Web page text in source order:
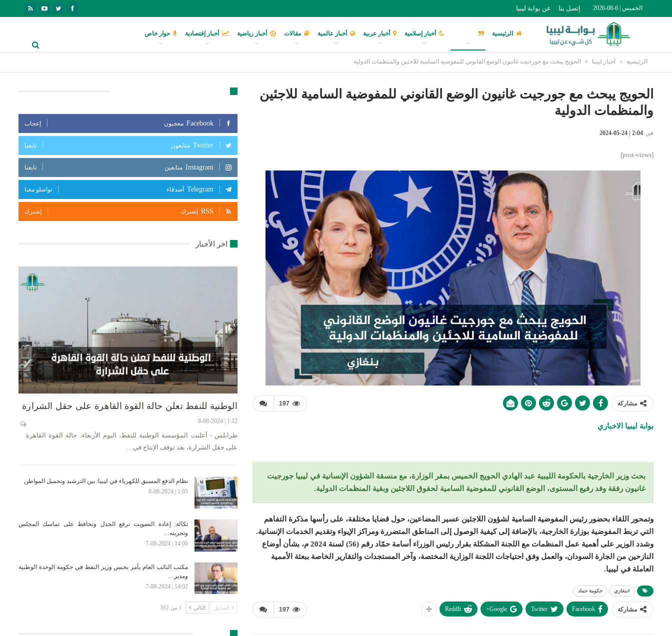
الخميس | 6-08-2026 إتصل بنا عن بوابة ليبيا
الرئيسية أخبار إسلامية أخبار عربية أخبار عالمية مقالات أخبار رياضية أخبار إقتصادية حوار خاص
الرئيسية أخبار ليبيا الحويج يبحث مع جورجيت غانيون الوضع القانوني للمفوضية السامية للاجئين والمنظمات الدولية
الحويج يبحث مع جورجيت غانيون الوضع القانوني للمفوضية السامية للاجئين
والمنظمات الدولية
في 2:04 | 24-05-2024
[post-views]
197 مشاركة
بوابة ليبيا الاخباري
بحث وزير الخارجية بالحكومة الليبية عبد الهادي الحويج الخميس بمقر الوزارة، مع منسقة الشؤون الإنسانية في ليبيا جورجيت
غانيون رفقة وفد رفيع المستوى، الوضع القانوني للمفوضية السامية لحقوق اللاجئين وبقية المنظمات الدولية.
وتمحور اللقاء بحضور رئيس المفوضية السامية لشؤون اللاجئين عسير المضاعين، حول قضايا مختلفة، على رأسها مذكرة التفاهم
التي تربط المفوضية بوزارة الخارجية، بالإضافة إلى كيفية الوصول إلى المناطق المتضررة ومراكز الإيواء وتقديم الخدمات الإنسانية.
وشدد الوزير على أهمية عمل المنظمات مع اللجنة المشكلة بقرار رئيس الوزراء أسامة حمّاد رقم (56) لسنة 2024 م، بشأن أوضاع
النازحين من الجارة السودان، والعمل وفق احتياجات اللجنة الوزارية المختصة، وآخر المستجدات والتقارير الخاصة ببعثة الأممية
العاملة في ليبيا.
#بنغازي حكومة حماد
197 مشاركة Facebook
Twitter
Google+
ReddIt
Facebook معجبون إعجاب
Twitter متابعون تابعنا
Instagram متابعين تابعنا
Telegram أصدقاء تواصلو معنا
RSS إشترك إشترك
اخر الأخبار
الوطنية للنفط تعلن حالة القوة القاهرة على حقل الشرارة
1:12 | 8-08-2024
طرابلس - أعلنت المؤسسة الوطنية للنفط، اليوم الأربعاء، حالة القوة القاهرة
على حقل الشرارة، بعد توقف الإنتاج في…
نظام الدفع المسبق للكهرباء في ليبيا: بين الترشيد وتحميل المواطن
1:03 | 8-08-2024
تكالة: إعادة التصويت ترفع الجدل وتحافظ على تماسك المجلس
وتجربته…
14:06 | 7-08-2024
مكتب النائب العام يأمر بحبس وزير النفط في حكومة الوحدة الوطنية
ومدير…
14:02 | 7-08-2024
السابق التالي 1 من 382